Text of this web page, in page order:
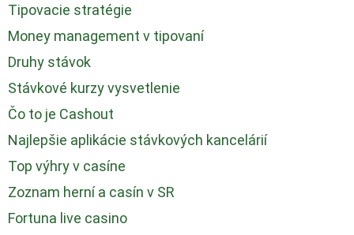
Tipovacie stratégie
Money management v tipovaní
Druhy stávok
Stávkové kurzy vysvetlenie
Čo to je Cashout
Najlepšie aplikácie stávkových kancelárií
Top výhry v casíne
Zoznam herní a casín v SR
Fortuna live casino